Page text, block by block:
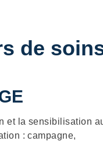
de
et la sensibilisation
: campagne,